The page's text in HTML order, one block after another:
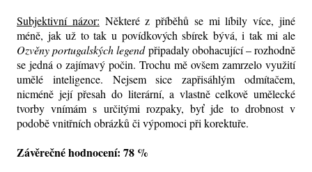
Subjektivní názor: Některé z příběhů se mi líbily více, jiné
méně, jak už to tak u povídkových sbírek bývá, i tak mi ale
Ozvěny portugalských legendpřipadaly obohacující – rozhodně
se jedná o zajímavý počin. Trochu mě ovšem zamrzelo využití
umělé inteligence. Nejsem sice zapřisáhlým odmítačem,
nicméně její přesah do literární, a vlastně celkově umělecké
tvorby vnímám s určitými rozpaky, byť jde to drobnost v
podobě vnitřních obrázků či výpomoci při korektuře.
Závěrečné hodnocení: 78 %